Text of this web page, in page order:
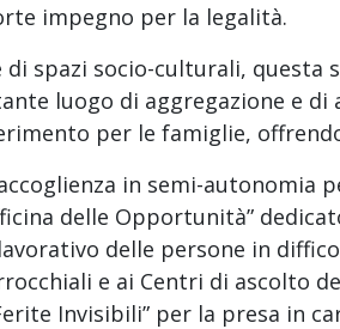
impegno per la legalità.
spazi socio-culturali, questa
luogo di aggregazione e di
per le famiglie,
in semi-autonomia
delle Opportunità”
delle persone in
e ai Centri di ascolto
Invisibili” per la presa in